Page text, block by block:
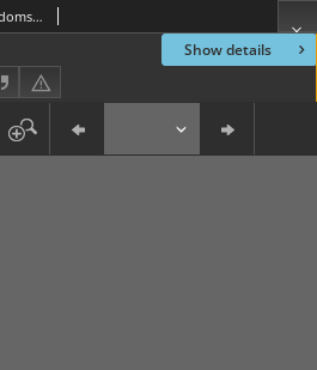
Show details
Dziennik Urzędowy Gubernii Radomskiej, 1854, nr 39